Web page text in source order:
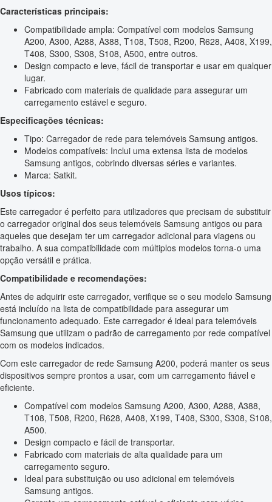
Características principais:
Compatibilidade ampla: Compatível com modelos Samsung
A200, A300, A288, A388, T108, T508, R200, R628, A408, X199,
T408, S300, S308, S108, A500, entre outros.
Design compacto e leve, fácil de transportar e usar em qualquer
lugar.
Fabricado com materiais de qualidade para assegurar um
carregamento estável e seguro.
Especificações técnicas:
Tipo: Carregador de rede para telemóveis Samsung antigos.
Modelos compatíveis: Inclui uma extensa lista de modelos
Samsung antigos, cobrindo diversas séries e variantes.
Marca: Satkit.
Usos típicos:
Este carregador é perfeito para utilizadores que precisam de substituir
o carregador original dos seus telemóveis Samsung antigos ou para
aqueles que desejam ter um carregador adicional para viagens ou
trabalho. A sua compatibilidade com múltiplos modelos torna-o uma
opção versátil e prática.
Compatibilidade e recomendações:
Antes de adquirir este carregador, verifique se o seu modelo Samsung
está incluído na lista de compatibilidade para assegurar um
funcionamento adequado. Este carregador é ideal para telemóveis
Samsung que utilizam o padrão de carregamento por rede compatível
com os modelos indicados.
Com este carregador de rede Samsung A200, poderá manter os seus
dispositivos sempre prontos a usar, com um carregamento fiável e
eficiente.
Compatível com modelos Samsung A200, A300, A288, A388,
T108, T508, R200, R628, A408, X199, T408, S300, S308, S108,
A500.
Design compacto e fácil de transportar.
Fabricado com materiais de alta qualidade para um
carregamento seguro.
Ideal para substituição ou uso adicional em telemóveis
Samsung antigos.